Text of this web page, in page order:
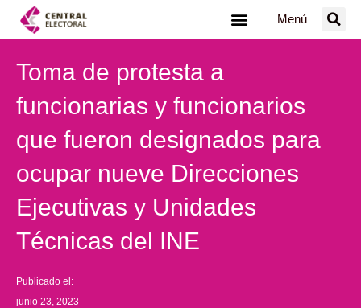
Menú
Toma de protesta a
funcionarias y funcionarios
que fueron designados para
ocupar nueve Direcciones
Ejecutivas y Unidades
Técnicas del INE
Publicado el:
junio 23, 2023